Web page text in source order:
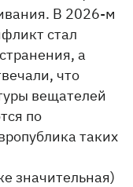
В 2026-м
стал
а
что
вещателей
по
таких
значительная)